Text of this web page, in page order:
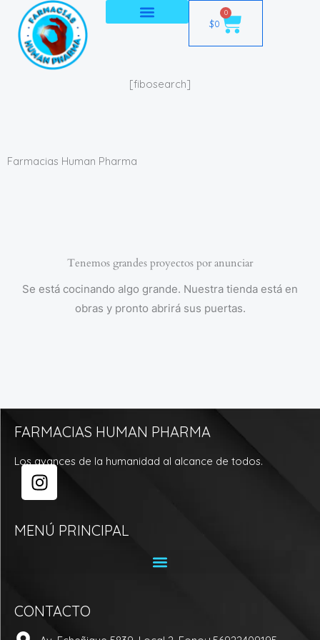
contenido
$0
0
Cart
[fibosearch]
Farmacias Human Pharma
Tenemos grandes proyectos por anunciar
Se está cocinando algo grande. Nuestra tienda está en
obras y pronto abrirá sus puertas.
FARMACIAS HUMAN PHARMA
Los avances de la humanidad al alcance de todos.
I
n
t
m
MENÚ PRINCIPAL
CONTACTO